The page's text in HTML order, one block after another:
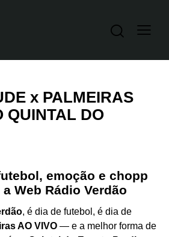
x PALMEIRAS
QUINTAL DO
emoção e chopp
Web Rádio Verdão
, é dia de futebol, é dia de
AO VIVO — e a melhor forma de